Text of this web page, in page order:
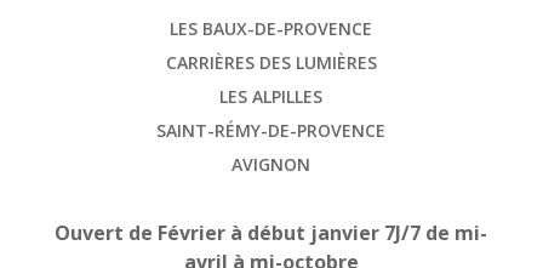
LES BAUX-DE-PROVENCE
CARRIÈRES DES LUMIÈRES
LES ALPILLES
SAINT-RÉMY-DE-PROVENCE
AVIGNON
Ouvert de Février à début janvier 7J/7 de mi-
avril à mi-octobre